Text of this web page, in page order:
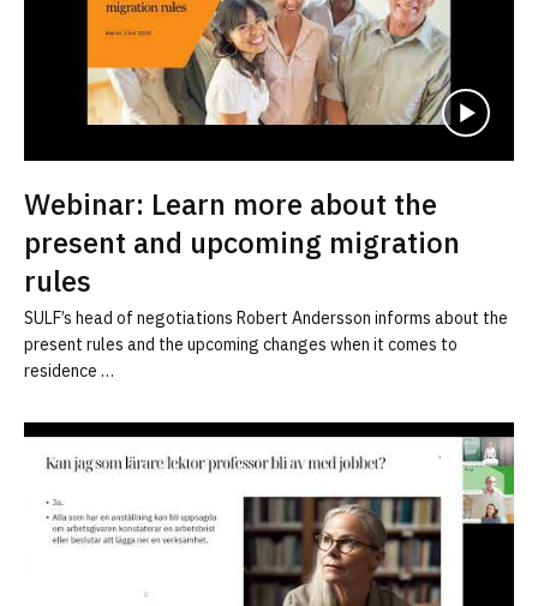
Webinar: Learn more about the
present and upcoming migration
rules
SULF’s head of negotiations Robert Andersson informs about the
present rules and the upcoming changes when it comes to
residence …